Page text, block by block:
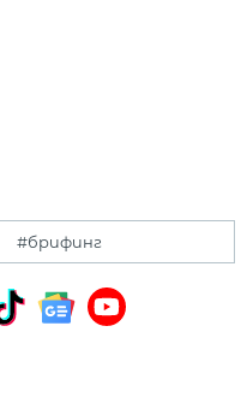
#брифинг